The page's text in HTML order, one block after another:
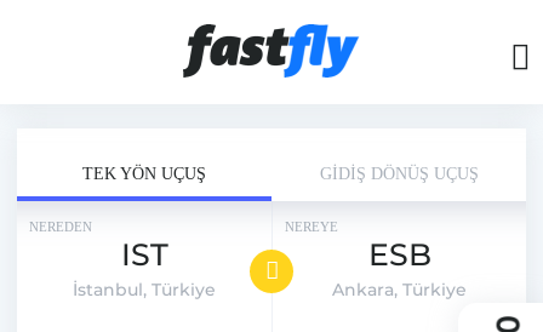
TEK YÖN UÇUŞ GİDİŞ DÖNÜŞ UÇUŞ
NEREDEN
IST
İstanbul, Türkiye
NEREYE
ESB
Ankara, Türkiye